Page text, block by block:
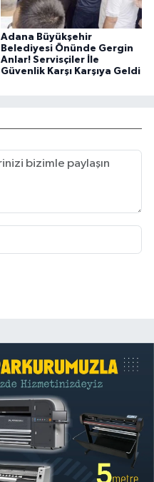
Adana Büyükşehir
Belediyesi Önünde Gergin
Anlar! Servisçiler İle
Güvenlik Karşı Karşıya Geldi